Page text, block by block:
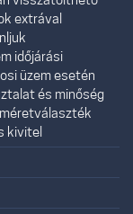
extrával
időjárási
üzem esetén
és minőség
kivitel